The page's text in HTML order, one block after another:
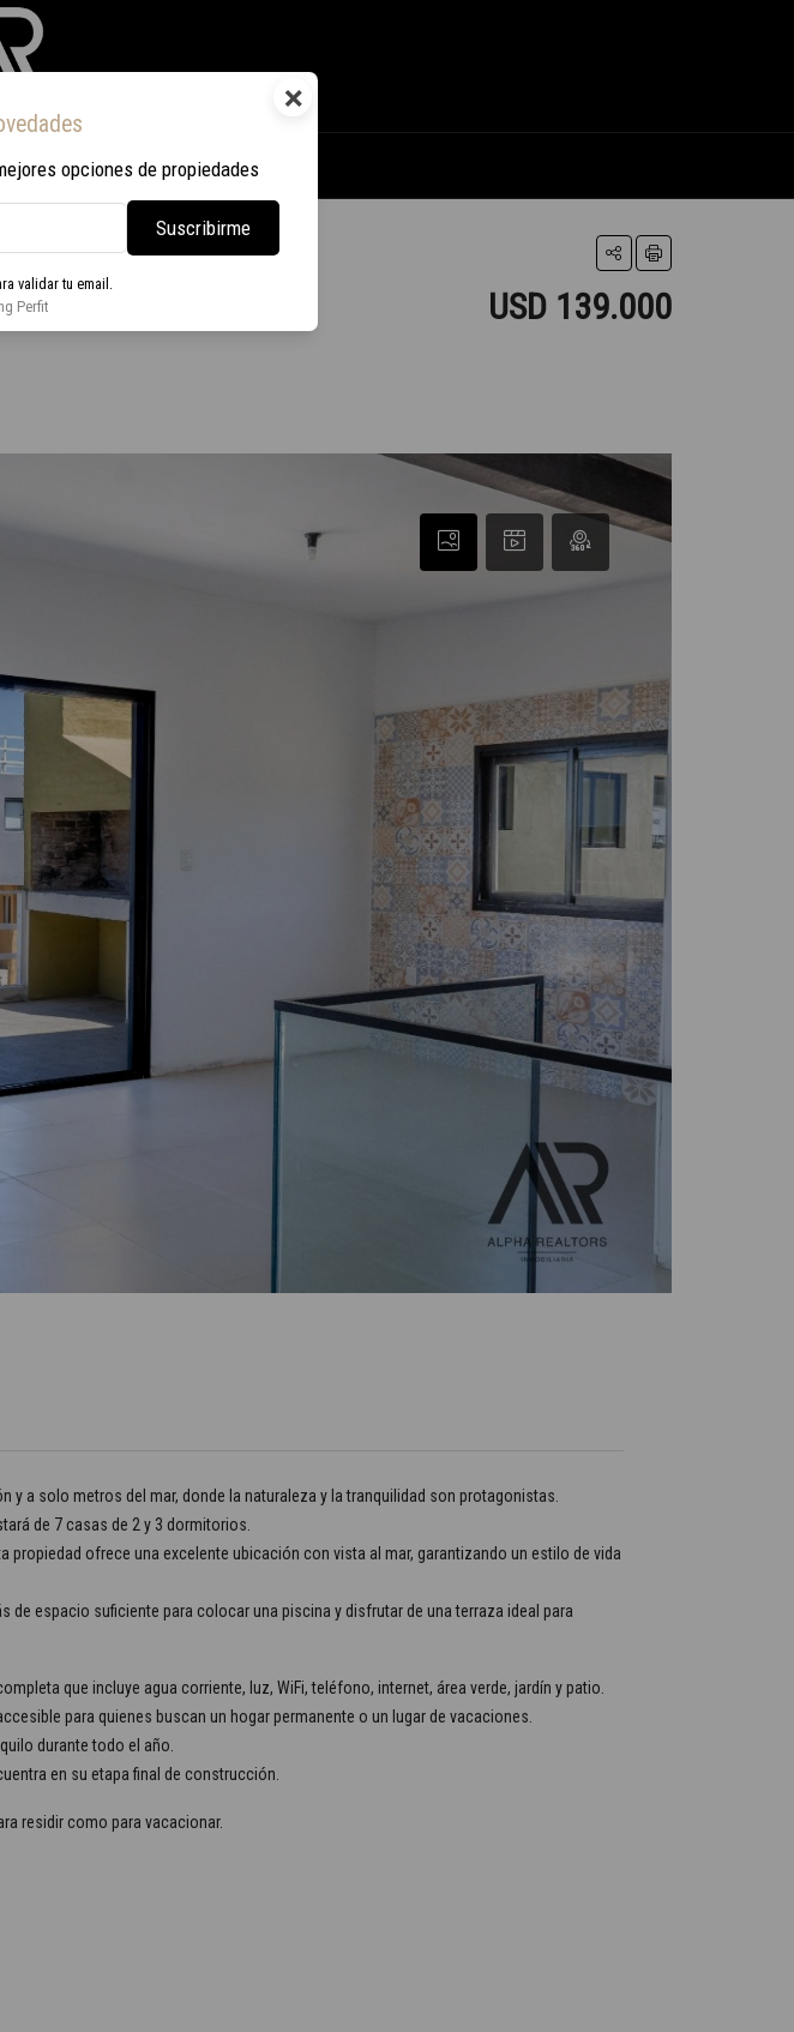
×
opciones de propiedades
Suscribirme
validar tu email.
Perfit
Contacto Viaje a Rio 2026
USD 139.000
y a solo metros del mar, donde la naturaleza y la tranquilidad son protagonistas.
de 7 casas de 2 y 3 dormitorios.
ofrece una excelente ubicación con vista al mar, garantizando un estilo de vida
de espacio suficiente para colocar una piscina y disfrutar de una terraza ideal para
que incluye agua corriente, luz, WiFi, teléfono, internet, área verde, jardín y patio.
para quienes buscan un hogar permanente o un lugar de vacaciones.
durante todo el año.
en su etapa final de construcción.
residir como para vacacionar.